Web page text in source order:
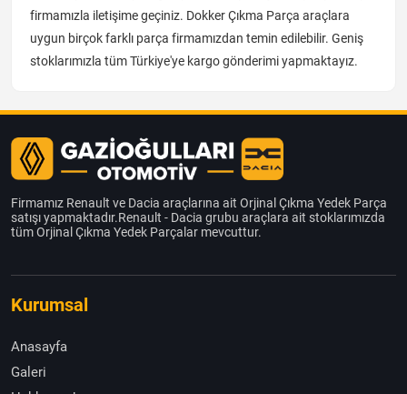
firmamızla iletişime geçiniz. Dokker Çıkma Parça araçlara
uygun birçok farklı parça firmamızdan temin edilebilir. Geniş
stoklarımızla tüm Türkiye'ye kargo gönderimi yapmaktayız.
Firmamız Renault ve Dacia araçlarına ait Orjinal Çıkma Yedek Parça
satışı yapmaktadır.Renault - Dacia grubu araçlara ait stoklarımızda
tüm Orjinal Çıkma Yedek Parçalar mevcuttur.
Kurumsal
Anasayfa
Galeri